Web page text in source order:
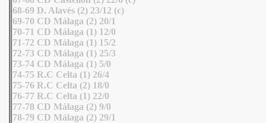
68-69 D. Alavés (2) 23/12 (c)
69-70 CD Málaga (2) 20/1
70-71 CD Málaga (1) 12/0
71-72 CD Málaga (1) 15/2
72-73 CD Málaga (1) 25/3
73-74 CD Málaga (1) 5/0
74-75 R.C Celta (1) 26/4
75-76 R.C Celta (2) 18/0
76-77 R.C Celta (1) 22/0
77-78 CD Málaga (2) 9/0
78-79 CD Málaga (2) 29/1